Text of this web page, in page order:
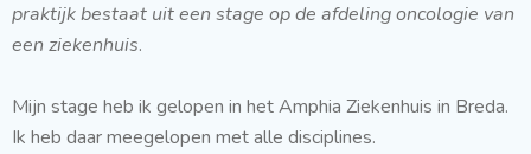
praktijk bestaat uit een stage op de afdeling oncologie van
een ziekenhuis.
Mijn stage heb ik gelopen in het Amphia Ziekenhuis in Breda.
Ik heb daar meegelopen met alle disciplines.